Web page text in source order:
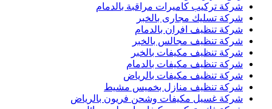
شركة تركيب كاميرات مراقبة بالدمام
شركة تسليك مجارى بالخبر
شركة تنظيف افران بالدمام
شركة تنظيف مجالس بالخبر
شركة تنظيف مكيفات بالخبر
شركة تنظيف مكيفات بالدمام
شركة تنظيف مكيفات بالرياض
شركة تنظيف منازل بخميس مشيط
شركة غسيل مكيفات وشحن فريون بالرياض